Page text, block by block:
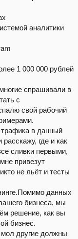
аналитики
1 000 000 рублей
спрашивали в
с
свой рабочий
в данный
где и как
сливки первыми,
привезут
не льёт и тесты
данных
бизнеса, мы
решение, как вы
бизнес.
другие должны